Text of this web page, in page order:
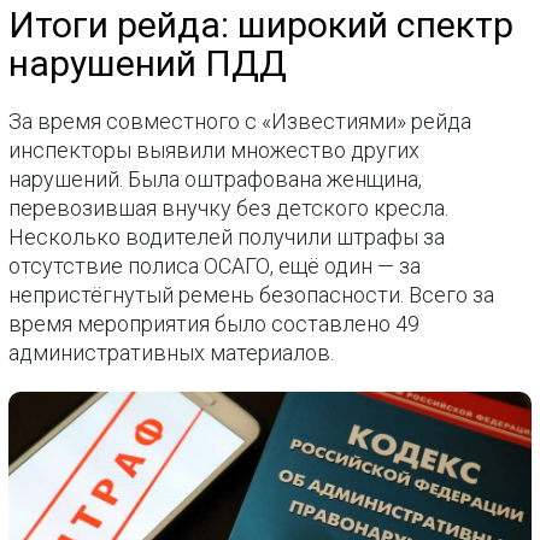
Итоги рейда: широкий спектр
нарушений ПДД
За время совместного с «Известиями» рейда
инспекторы выявили множество других
нарушений. Была оштрафована женщина,
перевозившая внучку без детского кресла.
Несколько водителей получили штрафы за
отсутствие полиса ОСАГО, ещё один — за
непристёгнутый ремень безопасности. Всего за
время мероприятия было составлено 49
административных материалов.